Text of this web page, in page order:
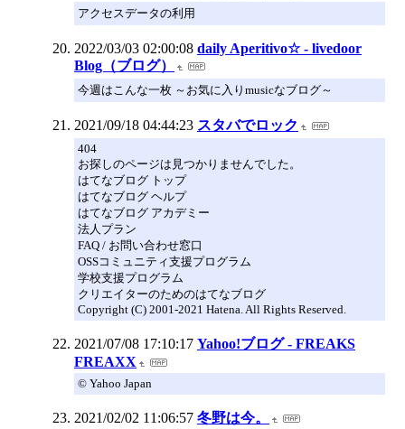
アクセスデータの利用
2022/03/03 02:00:08 daily Aperitivo☆ - livedoor
Blog（ブログ）
今週はこんな一枚 ～お気に入りmusicなブログ～
2021/09/18 04:44:23 スタバでロック
404
お探しのページは見つかりませんでした。
はてなブログ トップ
はてなブログ ヘルプ
はてなブログ アカデミー
法人プラン
FAQ / お問い合わせ窓口
OSSコミュニティ支援プログラム
学校支援プログラム
クリエイターのためのはてなブログ
Copyright (C) 2001-2021 Hatena. All Rights Reserved.
2021/07/08 17:10:17 Yahoo!ブログ - FREAKS
FREAXX
© Yahoo Japan
2021/02/02 11:06:57 冬野は今。